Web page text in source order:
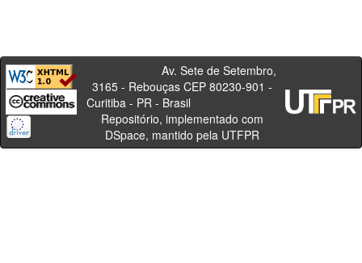
Av. Sete de Setembro,
3165 - Rebouças CEP 80230-901 -
Curitiba - PR - Brasil
Repositório, implementado com
DSpace, mantido pela UTFPR